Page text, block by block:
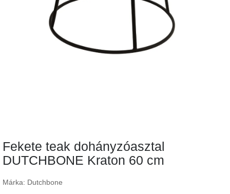
gyűjtemény
Home
gyűjtemény
Fekete teak dohányzóasztal
DUTCHBONE Kraton 60 cm
Márka: Dutchbone